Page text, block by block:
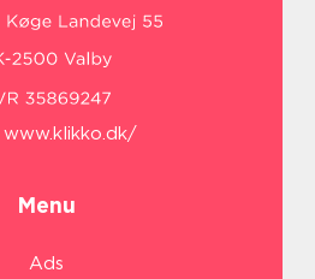
www.klikko.dk/
Menu
Ads